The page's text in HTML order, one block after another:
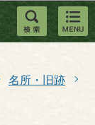
名所・旧跡